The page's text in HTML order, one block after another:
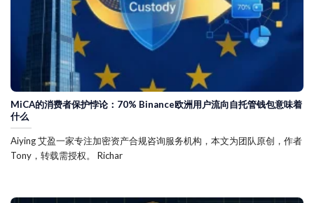
MiCA的消费者保护悖论：70% Binance欧洲用户流向自托管钱包意味着
什么
Aiying 艾盈一家专注加密资产合规咨询服务机构，本文为团队原创，作者
Tony，转载需授权。 Richar